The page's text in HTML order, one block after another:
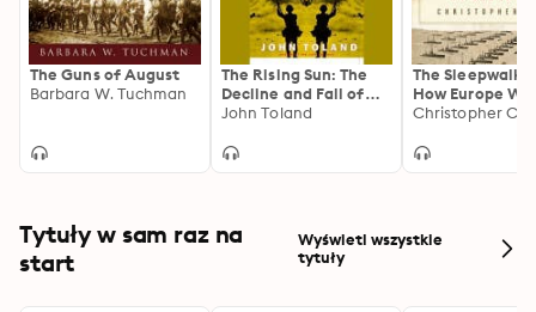
The Guns of August
Barbara W. Tuchman
The Rising Sun: The
Decline and Fall of
the Japanese Empire,
John Toland
The
How Europe
War in 1914
Christopher
Tytuły w sam raz na
start
Wyświetl wszystkie
tytuły